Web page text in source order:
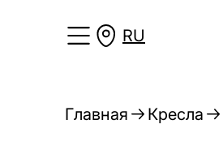
RU
Главная Кресла